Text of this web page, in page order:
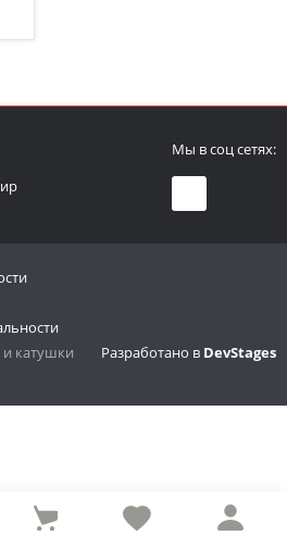
Мы в соц сетях:
катушки
Разработано в DevStages